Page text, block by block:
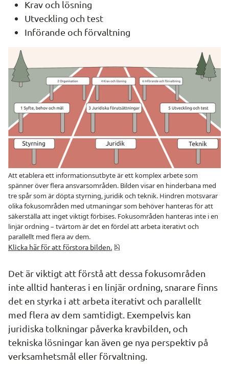
Krav och lösning
Utveckling och test
Införande och förvaltning
Att etablera ett informationsutbyte är ett komplex arbete som
spänner över flera ansvarsområden. Bilden visar en hinderbana med
tre spår som är döpta styrning, juridik och teknik. Hindren motsvarar
olika fokusområden med utmaningar som behöver hanteras för att
säkerställa att inget viktigt förbises. Fokusområden hanteras inte i en
linjär ordning – tvärtom är det en fördel att arbeta iterativt och
parallellt med flera av dem.
Klicka här för att förstora bilden.
png, 108.4 kB.
Det är viktigt att förstå att dessa fokusområden
inte alltid hanteras i en linjär ordning, snarare finns
det en styrka i att arbeta iterativt och parallellt
med flera av dem samtidigt. Exempelvis kan
juridiska tolkningar påverka kravbilden, och
tekniska lösningar kan även ge nya perspektiv på
verksamhetsmål eller förvaltning.